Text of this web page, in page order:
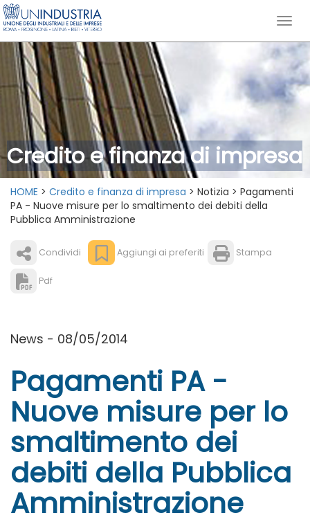
Credito e finanza di impresa
HOME > Credito e finanza di impresa > Notizia > Pagamenti
PA - Nuove misure per lo smaltimento dei debiti della
Pubblica Amministrazione
Condividi Aggiungi ai preferiti Stampa
Pdf
News - 08/05/2014
Pagamenti PA -
Nuove misure per lo
smaltimento dei
debiti della Pubblica
Amministrazione